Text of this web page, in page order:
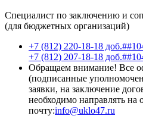
Специалист по заключению и
(для бюджетных организаций)
+7 (812) 220-18-18
+7 (812) 207-18-18
Обращаем внимание! Все
(подписанные
заявки, на заключение
необходимо направлять
почту:info@uklo47.ru